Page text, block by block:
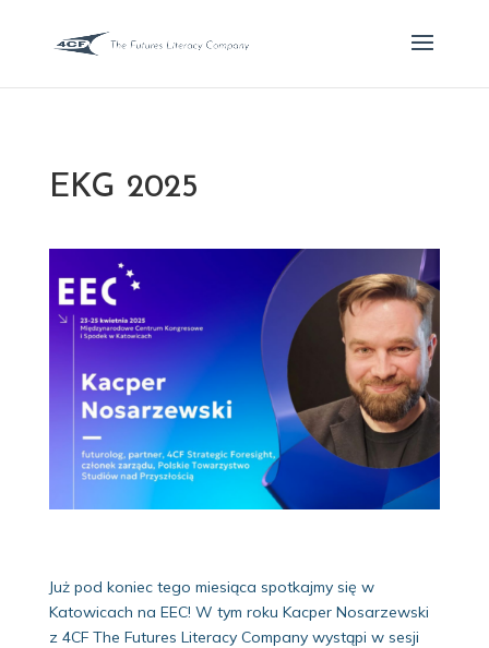
EKG 2025
Już pod koniec tego miesiąca spotkajmy się w
Katowicach na EEC! W tym roku Kacper Nosarzewski
z 4CF The Futures Literacy Company wystąpi w sesji